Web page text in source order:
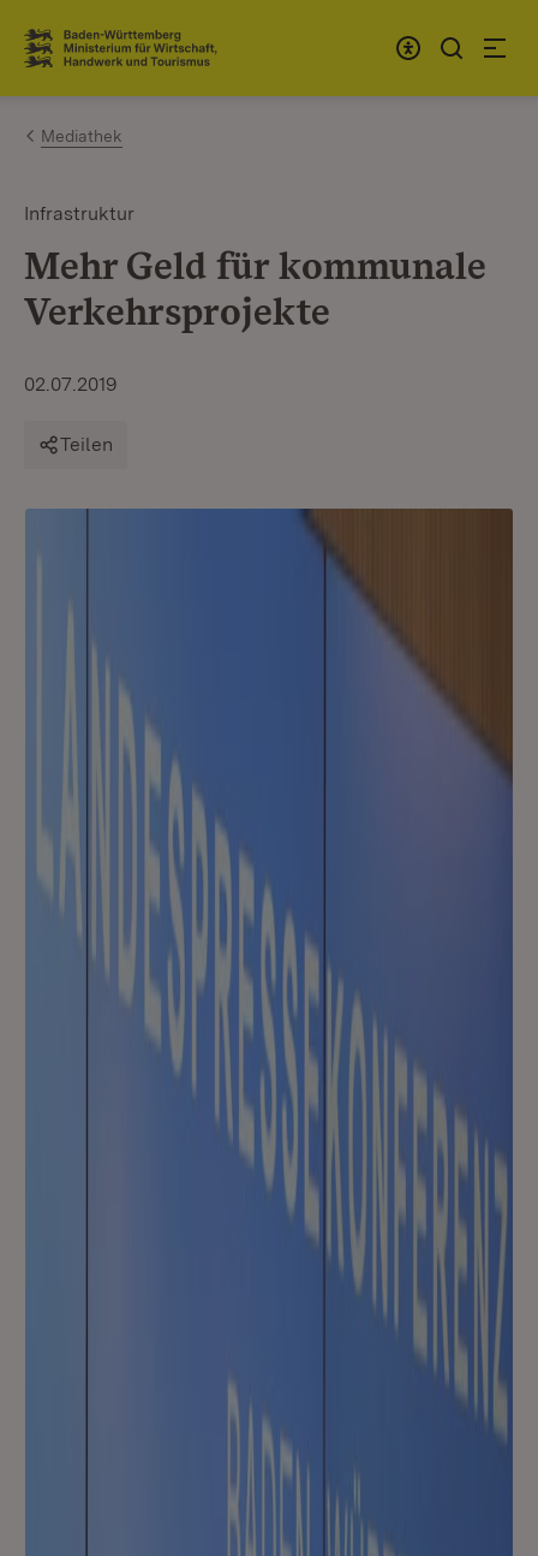
Zum Inhalt springen
Link zur Startseite
Mediathek
Infrastruktur
Mehr Geld für kommunale
Verkehrsprojekte
02.07.2019
Teilen